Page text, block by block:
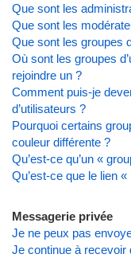
Que sont les
Que sont les
Que sont les groupes
Où sont les groupes
rejoindre un ?
Comment puis-je
d’utilisateurs ?
Pourquoi certains
couleur différente ?
Qu’est-ce qu’un «
Qu’est-ce que le lien «
Messagerie privée
Je ne peux pas
Je continue à